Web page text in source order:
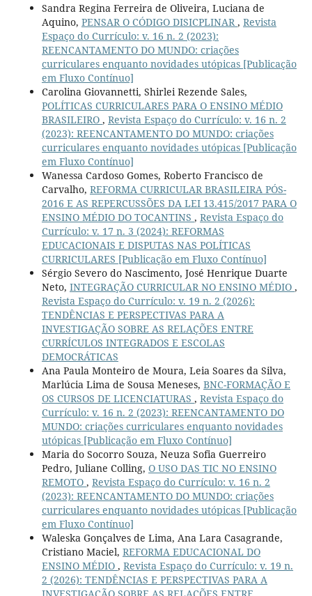
Sandra Regina Ferreira de Oliveira, Luciana de
Aquino, PENSAR O CÓDIGO DISICPLINAR , Revista
Espaço do Currículo: v. 16 n. 2 (2023):
REENCANTAMENTO DO MUNDO: criações
curriculares enquanto novidades utópicas [Publicação
em Fluxo Contínuo]
Carolina Giovannetti, Shirlei Rezende Sales,
POLÍTICAS CURRICULARES PARA O ENSINO MÉDIO
BRASILEIRO , Revista Espaço do Currículo: v. 16 n. 2
(2023): REENCANTAMENTO DO MUNDO: criações
curriculares enquanto novidades utópicas [Publicação
em Fluxo Contínuo]
Wanessa Cardoso Gomes, Roberto Francisco de
Carvalho, REFORMA CURRICULAR BRASILEIRA PÓS-
2016 E AS REPERCUSSÕES DA LEI 13.415/2017 PARA O
ENSINO MÉDIO DO TOCANTINS , Revista Espaço do
Currículo: v. 17 n. 3 (2024): REFORMAS
EDUCACIONAIS E DISPUTAS NAS POLÍTICAS
CURRICULARES [Publicação em Fluxo Contínuo]
Sérgio Severo do Nascimento, José Henrique Duarte
Neto, INTEGRAÇÃO CURRICULAR NO ENSINO MÉDIO ,
Revista Espaço do Currículo: v. 19 n. 2 (2026):
TENDÊNCIAS E PERSPECTIVAS PARA A
INVESTIGAÇÃO SOBRE AS RELAÇÕES ENTRE
CURRÍCULOS INTEGRADOS E ESCOLAS
DEMOCRÁTICAS
Ana Paula Monteiro de Moura, Leia Soares da Silva,
Marlúcia Lima de Sousa Meneses, BNC-FORMAÇÃO E
OS CURSOS DE LICENCIATURAS , Revista Espaço do
Currículo: v. 16 n. 2 (2023): REENCANTAMENTO DO
MUNDO: criações curriculares enquanto novidades
utópicas [Publicação em Fluxo Contínuo]
Maria do Socorro Souza, Neuza Sofia Guerreiro
Pedro, Juliane Colling, O USO DAS TIC NO ENSINO
REMOTO , Revista Espaço do Currículo: v. 16 n. 2
(2023): REENCANTAMENTO DO MUNDO: criações
curriculares enquanto novidades utópicas [Publicação
em Fluxo Contínuo]
Waleska Gonçalves de Lima, Ana Lara Casagrande,
Cristiano Maciel, REFORMA EDUCACIONAL DO
ENSINO MÉDIO , Revista Espaço do Currículo: v. 19 n.
2 (2026): TENDÊNCIAS E PERSPECTIVAS PARA A